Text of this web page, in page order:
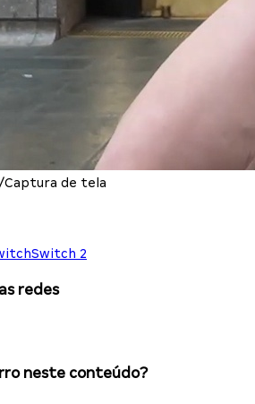
Captura de tela
Switch 2
redes
neste conteúdo?